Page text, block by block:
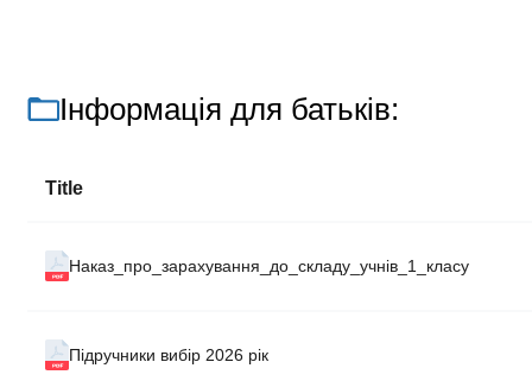
Інформація для батьків:
Title
Наказ_про_зарахування_до_складу_учнів_1_класу
Підручники вибір 2026 рік